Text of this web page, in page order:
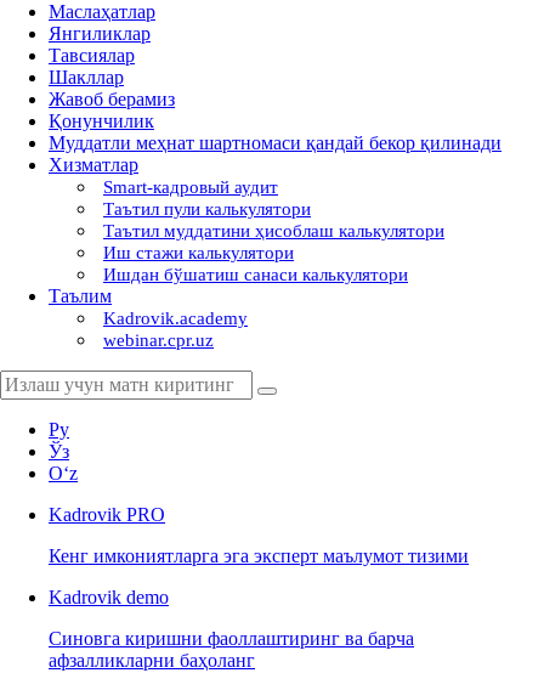
Маслаҳатлар
Янгиликлар
Тавсиялар
Шакллар
Жавоб берамиз
Қонунчилик
Муддатли меҳнат шартномаси қандай бекор қилинади
Хизматлар
Smart-кадровый аудит
Таътил пули калькулятори
Таътил муддатини ҳисоблаш калькулятори
Иш стажи калькулятори
Ишдан бўшатиш санаси калькулятори
Таълим
Kadrovik.academy
webinar.cpr.uz
Ру
Ўз
Oʻz
Kadrovik PRO
Кенг имкониятларга эга эксперт маълумот тизими
Kadrovik demo
Синовга киришни фаоллаштиринг ва барча
афзалликларни баҳоланг